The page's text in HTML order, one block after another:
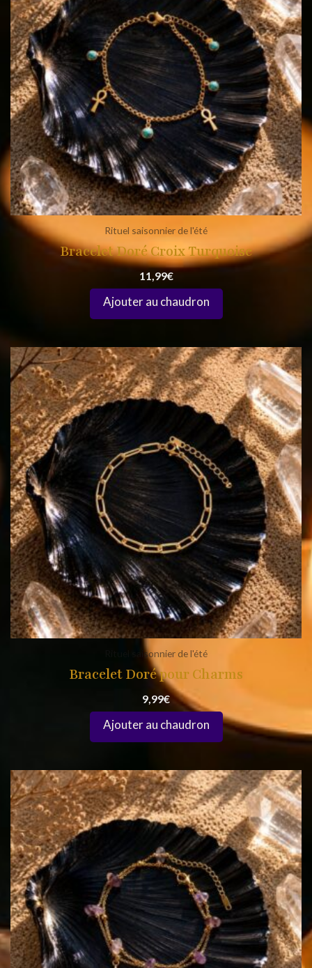
Rituel saisonnier de l'été
Bracelet Doré Croix Turquoise
11,99€
Rituel saisonnier de l'été
Bracelet Doré pour Charms
9,99€